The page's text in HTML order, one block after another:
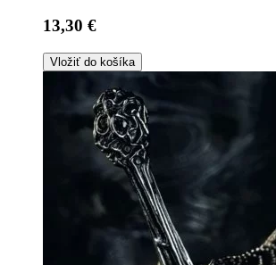
13,30 €
Vložiť do košíka